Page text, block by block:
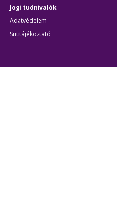
Jogi tudnivalók
Adatvédelem
Sütitájékoztató